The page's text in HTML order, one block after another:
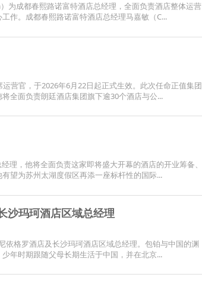
为成都春熙路诺富特酒店总经理，全面负责酒店整体运营
作。成都春熙路诺富特酒店总经理马嘉敏（C...
营官，于2026年6月22日起正式生效。此次任命正值集团
全面负责朗廷酒店集团旗下逾30个酒店与公...
理，他将全面负责这家即将盛大开幕的酒店的开业筹备、
望为苏州太湖度假区再添一座标杆性的国际...
沙玛珂酒店区域总经理
格罗酒店及长沙玛珂酒店区域总经理。包铂与中国的渊
年时期跟随父母长期生活于中国，并在北京...